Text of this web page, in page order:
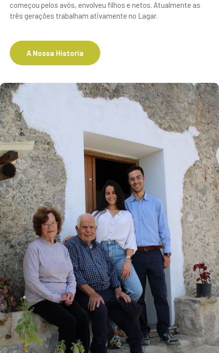
começou pelos avós, envolveu filhos e netos. Atualmente as
três gerações trabalham ativamente no Lagar.
A Nossa Historia